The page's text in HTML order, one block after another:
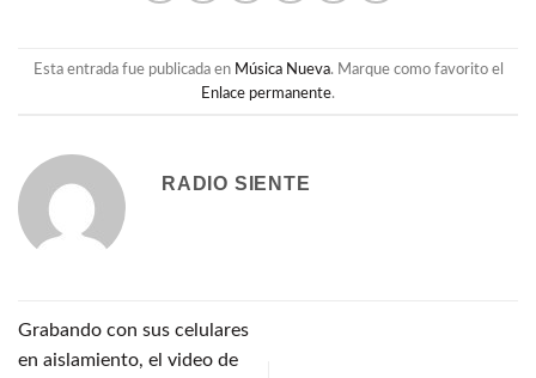
Esta entrada fue publicada en Música Nueva. Marque como favorito el
Enlace permanente.
RADIO SIENTE
Grabando con sus celulares
en aislamiento, el video de